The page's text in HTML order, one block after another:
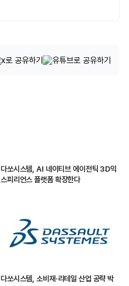
다쏘시스템, AI 네이티브 에이전틱 3D익
스피리언스 플랫폼 확장한다
다쏘시스템, 소비재·리테일 산업 공략 박